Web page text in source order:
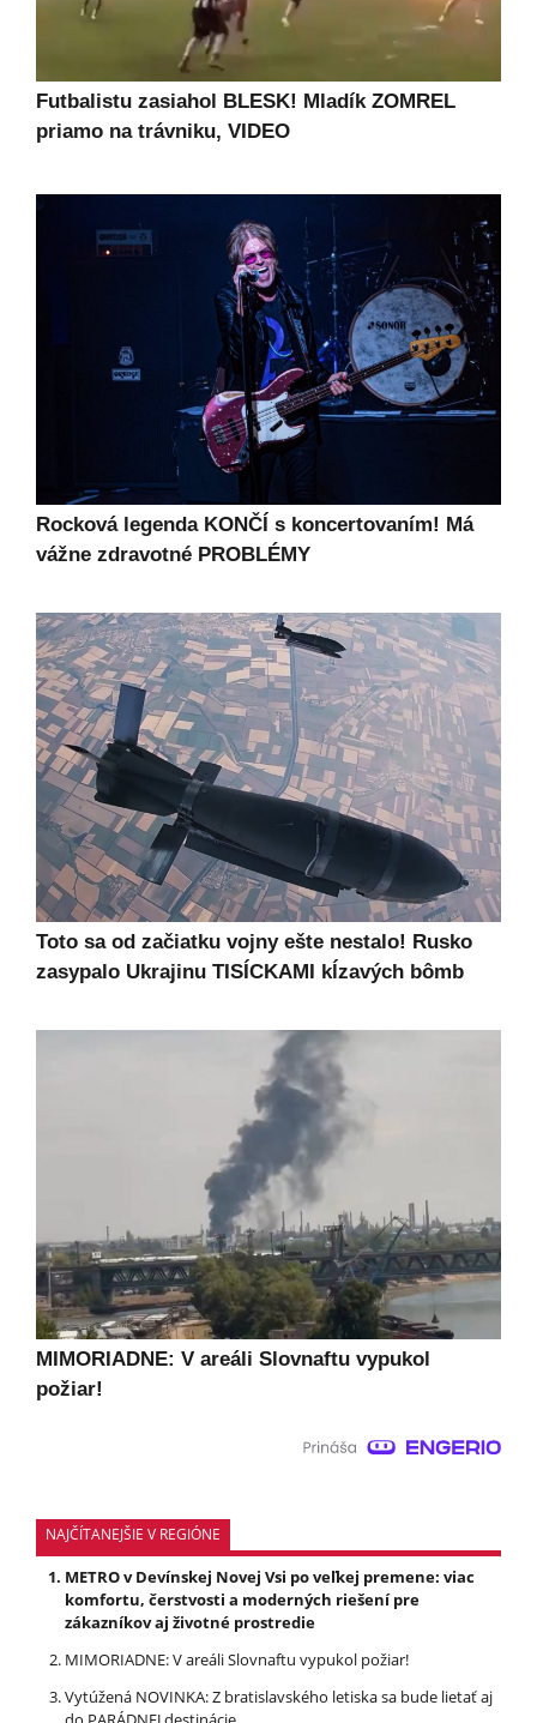
Futbalistu zasiahol BLESK! Mladík ZOMREL
priamo na trávniku, VIDEO
Rocková legenda KONČÍ s koncertovaním! Má
vážne zdravotné PROBLÉMY
Toto sa od začiatku vojny ešte nestalo! Rusko
zasypalo Ukrajinu TISÍCKAMI kĺzavých bômb
MIMORIADNE: V areáli Slovnaftu vypukol
požiar!
NAJČÍTANEJŠIE V REGIÓNE
METRO v Devínskej Novej Vsi po veľkej premene: viac
komfortu, čerstvosti a moderných riešení pre
zákazníkov aj životné prostredie
MIMORIADNE: V areáli Slovnaftu vypukol požiar!
Vytúžená NOVINKA: Z bratislavského letiska sa bude lietať aj